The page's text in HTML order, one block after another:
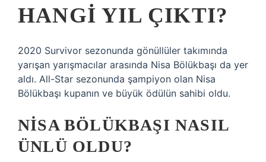
HANGI YIL ÇIKTI?
2020 Survivor sezonunda gönüllüler takımında
yarışan yarışmacılar arasında Nisa Bölükbaşı da yer
aldı. All-Star sezonunda şampiyon olan Nisa
Bölükbaşı kupanın ve büyük ödülün sahibi oldu.
NISA BÖLÜKBAŞI NASIL
ÜNLÜ OLDU?